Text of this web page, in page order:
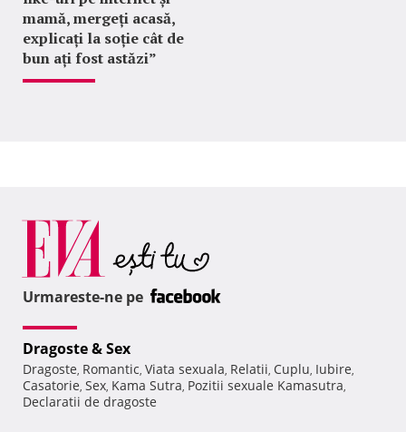
mamă, mergeți acasă,
explicați la soție cât de
bun ați fost astăzi”
Urmareste-ne pe
Dragoste & Sex
Dragoste, Romantic, Viata sexuala, Relatii, Cuplu, Iubire,
Casatorie, Sex, Kama Sutra, Pozitii sexuale Kamasutra,
Declaratii de dragoste